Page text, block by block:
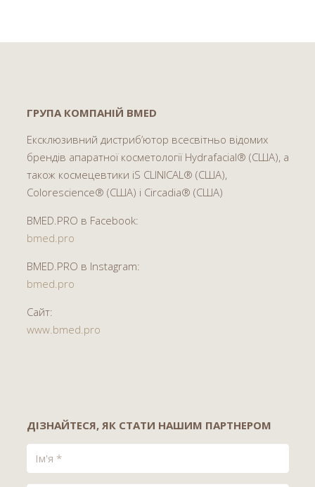
ГРУПА КОМПАНІЙ BMED
Ексклюзивний дистриб’ютор всесвітньо відомих
брендів апаратної косметології Hydrafacial® (США), а
також космецевтики iS CLINICAL® (США),
Colorescience® (США) і Circadia® (США)
BMED.PRO в Facebook:
bmed.pro
BMED.PRO в Instagram:
bmed.pro
Сайт:
www.bmed.pro
ДІЗНАЙТЕСЯ, ЯК СТАТИ НАШИМ ПАРТНЕРОМ